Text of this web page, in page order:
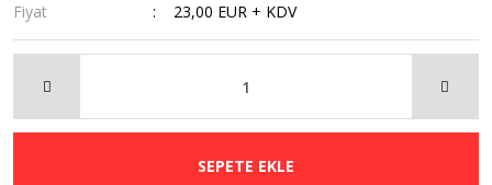
Fiyat
23,00 EUR + KDV
SEPETE EKLE